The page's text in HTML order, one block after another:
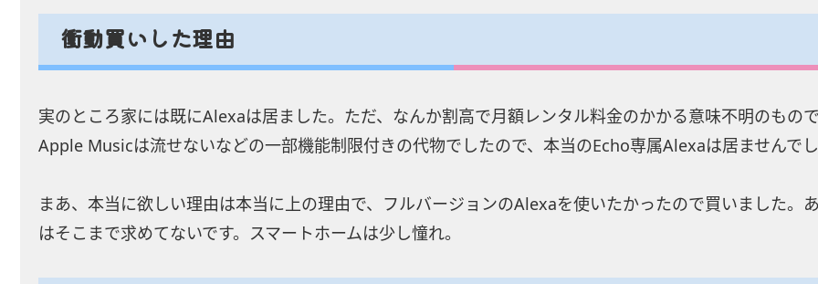
衝動買いした理由
実のところ家には既にAlexaは居ました。ただ、なんか割高で月額レンタル料金のかかる意味不明のもの
Apple Musicは流せないなどの一部機能制限付きの代物でしたので、本当のEcho専属Alexaは居ませんで
まあ、本当に欲しい理由は本当に上の理由で、フルバージョンのAlexaを使いたかったので買いました。
はそこまで求めてないです。スマートホームは少し憧れ。